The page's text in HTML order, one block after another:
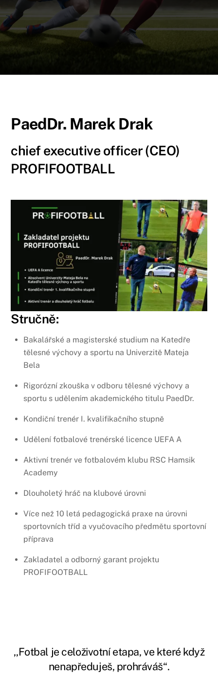
PaedDr. Marek Drak
chief executive officer (CEO)
PROFIFOOTBALL
Stručně:
Bakalářské a magisterské studium na Katedře
tělesné výchovy a sportu na Univerzitě Mateja
Bela
Rigorózní zkouška v odboru tělesné výchovy a
sportu s udělením akademického titulu PaedDr.
Kondiční trenér I. kvalifikačního stupně
Udělení fotbalové trenérské licence UEFA A
Aktivní trenér ve fotbalovém klubu RSC Hamsik
Academy
Dlouholetý hráč na klubové úrovni
Více než 10 letá pedagogická praxe na úrovni
sportovních tříd a vyučovacího předmětu sportovní
příprava
Zakladatel a odborný garant projektu
PROFIFOOTBALL
,,Fotbal je celoživotní etapa, ve které když
nenapředuješ, prohráváš“.